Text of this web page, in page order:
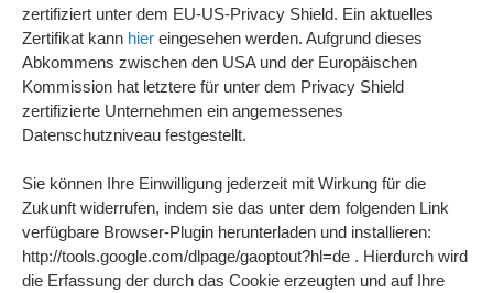
zertifiziert unter dem EU-US-Privacy Shield. Ein aktuelles
Zertifikat kann hier eingesehen werden. Aufgrund dieses
Abkommens zwischen den USA und der Europäischen
Kommission hat letztere für unter dem Privacy Shield
zertifizierte Unternehmen ein angemessenes
Datenschutzniveau festgestellt.
Sie können Ihre Einwilligung jederzeit mit Wirkung für die
Zukunft widerrufen, indem sie das unter dem folgenden Link
verfügbare Browser-Plugin herunterladen und installieren:
http://tools.google.com/dlpage/gaoptout?hl=de . Hierdurch wird
die Erfassung der durch das Cookie erzeugten und auf Ihre